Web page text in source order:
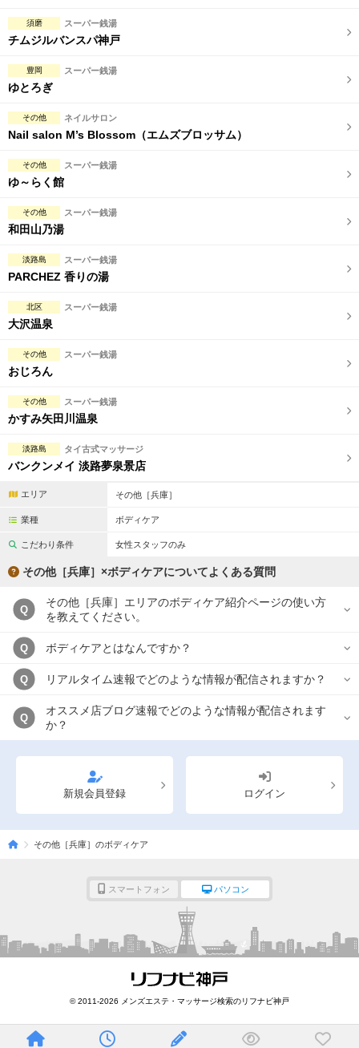
須磨 スーパー銭湯
チムジルバンスパ神戸
豊岡 スーパー銭湯
ゆとろぎ
その他 ネイルサロン
Nail salon M’s Blossom（エムズブロッサム）
その他 スーパー銭湯
ゆ～らく館
その他 スーパー銭湯
和田山乃湯
淡路島 スーパー銭湯
PARCHEZ 香りの湯
北区 スーパー銭湯
大沢温泉
その他 スーパー銭湯
おじろん
その他 スーパー銭湯
かすみ矢田川温泉
淡路島 タイ古式マッサージ
バンクンメイ 淡路夢泉景店
エリア その他［兵庫］
業種 ボディケア
こだわり条件 女性スタッフのみ
その他［兵庫］×ボディケアについてよくある質問
Q
その他［兵庫］エリアのボディケア紹介ページの使い方
を教えてください。
Q ボディケアとはなんですか？
Q リアルタイム速報でどのような情報が配信されますか？
Q
オススメ店ブログ速報でどのような情報が配信されます
か？
新規会員登録 ログイン
その他［兵庫］のボディケア
スマートフォン パソコン
© 2011-2026 メンズエステ・マッサージ検索のリフナビ神戸